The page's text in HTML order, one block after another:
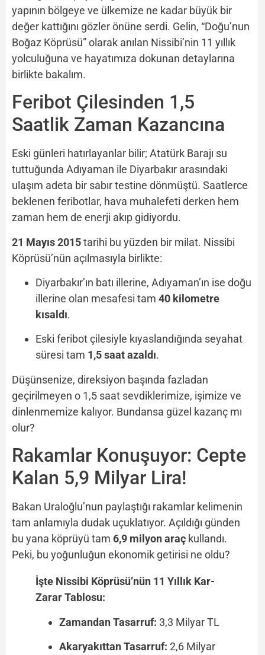
yapının bölgeye ve ülkemize ne kadar büyük bir
değer kattığını gözler önüne serdi. Gelin, “Doğu’nun
Boğaz Köprüsü” olarak anılan Nissibi’nin 11 yıllık
yolculuğuna ve hayatımıza dokunan detaylarına
birlikte bakalım.
Feribot Çilesinden 1,5
Saatlik Zaman Kazancına
Eski günleri hatırlayanlar bilir; Atatürk Barajı su
tuttuğunda Adıyaman ile Diyarbakır arasındaki
ulaşım adeta bir sabır testine dönmüştü. Saatlerce
beklenen feribotlar, hava muhalefeti derken hem
zaman hem de enerji akıp gidiyordu.
21 Mayıs 2015tarihi bu yüzden bir milat. Nissibi
Köprüsü’nün açılmasıyla birlikte:
Diyarbakır’ın batı illerine, Adıyaman’ın ise doğu
illerine olan mesafesi tam 40 kilometre
kısaldı.
Eski feribot çilesiyle kıyaslandığında seyahat
süresi tam 1,5 saat azaldı.
Düşünsenize, direksiyon başında fazladan
geçirilmeyen o 1,5 saat sevdiklerimize, işimize ve
dinlenmemize kalıyor. Bundansa güzel kazanç mı
olur?
Rakamlar Konuşuyor: Cepte
Kalan 5,9 Milyar Lira!
Bakan Uraloğlu’nun paylaştığı rakamlar kelimenin
tam anlamıyla dudak uçuklatıyor. Açıldığı günden
bu yana köprüyü tam 6,9 milyon araç kullandı.
Peki, bu yoğunluğun ekonomik getirisi ne oldu?
İşte Nissibi Köprüsü’nün 11 Yıllık Kar-
Zarar Tablosu:
Zamandan Tasarruf: 3,3 Milyar TL
Akaryakıttan Tasarruf: 2,6 Milyar